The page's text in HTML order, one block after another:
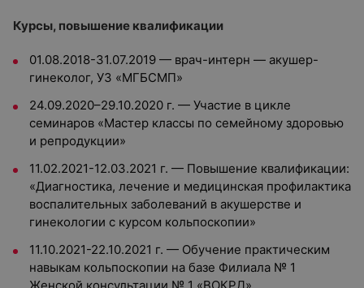
Курсы, повышение квалификации
01.08.2018-31.07.2019 — врач-интерн — акушер-
гинеколог, УЗ «МГБСМП»
24.09.2020–29.10.2020 г. — Участие в цикле
семинаров «Мастер классы по семейному здоровью
и репродукции»
11.02.2021-12.03.2021 г. — Повышение квалификации:
«Диагностика, лечение и медицинская профилактика
воспалительных заболеваний в акушерстве и
гинекологии с курсом кольпоскопии»
11.10.2021-22.10.2021 г. — Обучение практическим
навыкам кольпоскопии на базе Филиала № 1